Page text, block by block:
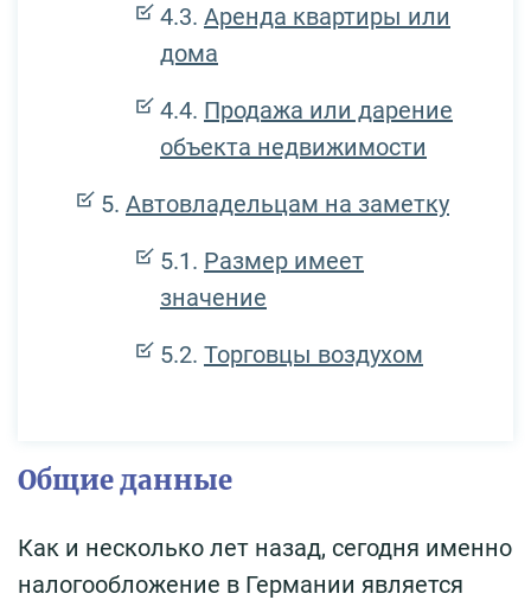
Аренда квартиры или
дома
Продажа или дарение
объекта недвижимости
Автовладельцам на заметку
Размер имеет
значение
Торговцы воздухом
Общие данные
Как и несколько лет назад, сегодня именно
налогообложение в Германии является